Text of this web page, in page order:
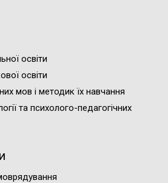
освіти
освіти
мов і методик їх навчання
та психолого-педагогічних